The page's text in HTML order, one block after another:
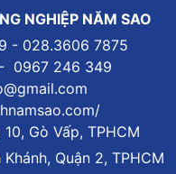
NGHIỆP NĂM SAO
- 028.3606 7875
0967 246 349
Gò Vấp, TPHCM
Quận 2, TPHCM